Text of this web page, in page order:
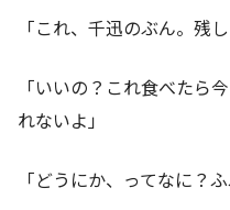
「これ、千迅のぶん。残
「いいの？これ食べたら
れないよ」
「どうにか、ってなに？